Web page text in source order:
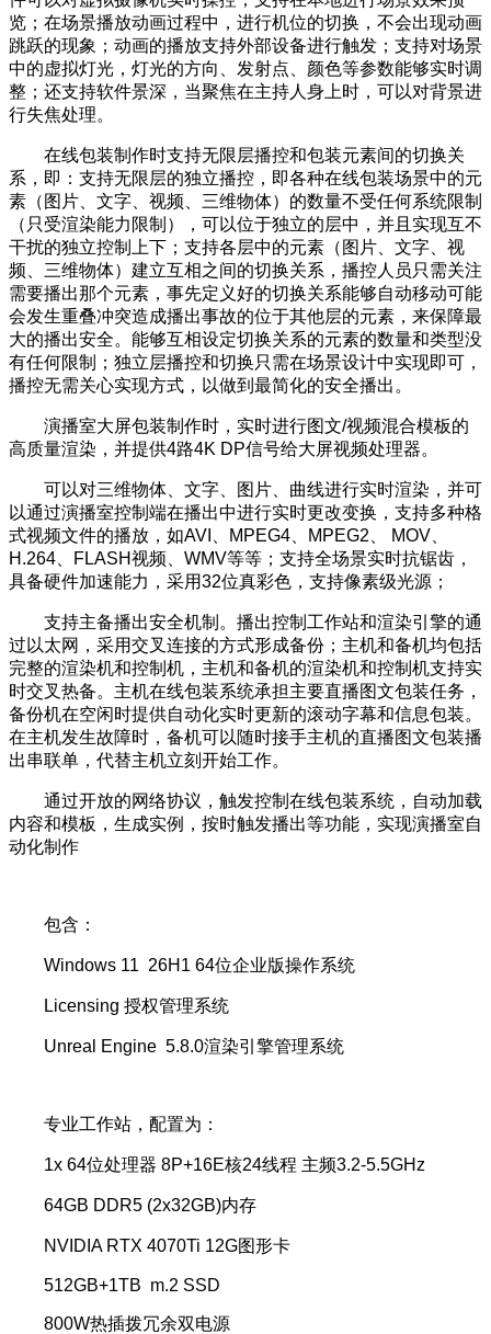
览；在场景播放动画过程中，进行机位的切换，不会出现动画
跳跃的现象；动画的播放支持外部设备进行触发；支持对场景
中的虚拟灯光，灯光的方向、发射点、颜色等参数能够实时调
整；还支持软件景深，当聚焦在主持人身上时，可以对背景进
行失焦处理。
在线包装制作时支持无限层播控和包装元素间的切换关
系，即：支持无限层的独立播控，即各种在线包装场景中的元
素（图片、文字、视频、三维物体）的数量不受任何系统限制
（只受渲染能力限制），可以位于独立的层中，并且实现互不
干扰的独立控制上下；支持各层中的元素（图片、文字、视
频、三维物体）建立互相之间的切换关系，播控人员只需关注
需要播出那个元素，事先定义好的切换关系能够自动移动可能
会发生重叠冲突造成播出事故的位于其他层的元素，来保障最
大的播出安全。能够互相设定切换关系的元素的数量和类型没
有任何限制；独立层播控和切换只需在场景设计中实现即可，
播控无需关心实现方式，以做到最简化的安全播出。
演播室大屏包装制作时，实时进行图文/视频混合模板的
高质量渲染，并提供4路4K DP信号给大屏视频处理器。
可以对三维物体、文字、图片、曲线进行实时渲染，并可
以通过演播室控制端在播出中进行实时更改变换，支持多种格
式视频文件的播放，如AVI、MPEG4、MPEG2、 MOV、
H.264、FLASH视频、WMV等等；支持全场景实时抗锯齿，
具备硬件加速能力，采用32位真彩色，支持像素级光源；
支持主备播出安全机制。播出控制工作站和渲染引擎的通
过以太网，采用交叉连接的方式形成备份；主机和备机均包括
完整的渲染机和控制机，主机和备机的渲染机和控制机支持实
时交叉热备。主机在线包装系统承担主要直播图文包装任务，
备份机在空闲时提供自动化实时更新的滚动字幕和信息包装。
在主机发生故障时，备机可以随时接手主机的直播图文包装播
出串联单，代替主机立刻开始工作。
通过开放的网络协议，触发控制在线包装系统，自动加载
内容和模板，生成实例，按时触发播出等功能，实现演播室自
动化制作
包含：
Windows 11 26H1 64位企业版操作系统
Licensing 授权管理系统
Unreal Engine 5.8.0渲染引擎管理系统
专业工作站，配置为：
1x 64位处理器 8P+16E核24线程 主频3.2-5.5GHz
64GB DDR5 (2x32GB)内存
NVIDIA RTX 4070Ti 12G图形卡
512GB+1TB m.2 SSD
800W热插拨冗余双电源